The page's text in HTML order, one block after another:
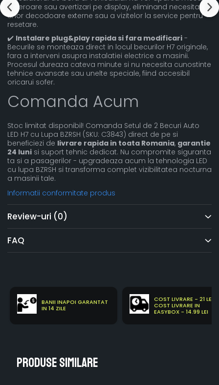
de eroare sau avertizari pe display, eliminand necesitatea
unor decodoare externe sau a vizitelor la service pentru
resetare.
✔️ Instalare plug&play rapida si fara modificari -
Becurile se monteaza direct in locul becurilor H7 originale,
fara a interveni asupra instalatiei electrice a masinii.
Procesul dureaza cateva minute si nu necesita cunostinte
tehnice avansate sau unelte speciale, fiind accesibil
oricarui sofer.
Comanda Acum
Stoc limitat disponibil! Comanda Setul de 2 Becuri Auto
LED H7 cu Lupa BZRSH (SKU: C3843) direct de pe si
beneficiezi de livrare rapida in toata Romania, garantie
24 luni si suport tehnic dedicat. Nu compromite siguranta
ta si a pasagerilor - upgradeaza acum la tehnologia LED
cu lupa BZRSH si transforma complet vizibilitatea nocturna
a masinii tale.
Informatii conformitate produs
Review-uri (0)
FAQ
BANII INAPOI GARANTAT
IN 14 ZILE
COST LIVRARE - 21 LEI
COST LIVRARE IN
EASYBOX - 14.99 LEI
Produse similare